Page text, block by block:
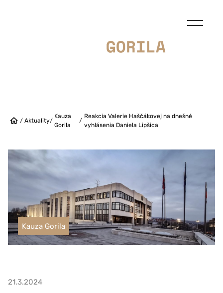
/ Aktuality/
Kauza
Gorila
/
Reakcia Valerie Haščákovej na dnešné
vyhlásenia Daniela Lipšica
Kauza Gorila
21.3.2024